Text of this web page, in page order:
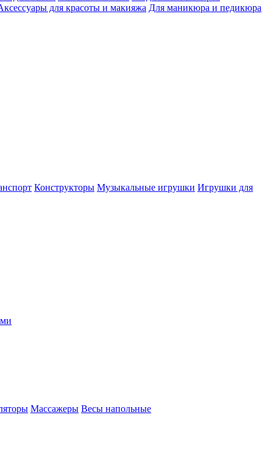
для красоты и макияжа Для маникюра и педикюра
Конструкторы Музыкальные игрушки Игрушки для
Массажеры Весы напольные